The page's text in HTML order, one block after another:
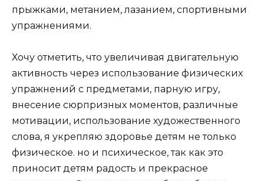
прыжками, метанием, лазанием, спортивными
упражнениями.
Хочу отметить, что увеличивая двигательную
активность через использование физических
упражнений с предметами, парную игру,
внесение сюрпризных моментов, различные
мотивации, использование художественного
слова, я укрепляю здоровье детям не только
физическое. но и психическое, так как это
приносит детям радость и прекрасное